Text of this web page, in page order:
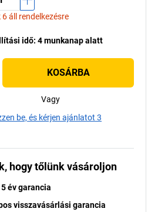
áll rendelkezésre
idő: 4 munkanap alatt
KOSÁRBA
Vagy
be, és kérjen ajánlatot 3
hogy tőlünk vásároljon
év garancia
visszavásárlási garancia